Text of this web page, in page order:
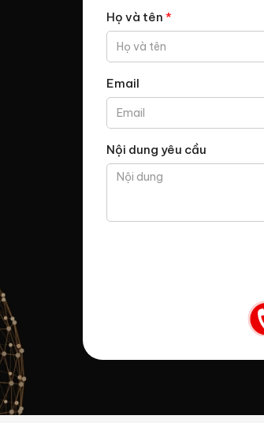
Họ và tên *
Email
Nội dung yêu cầu